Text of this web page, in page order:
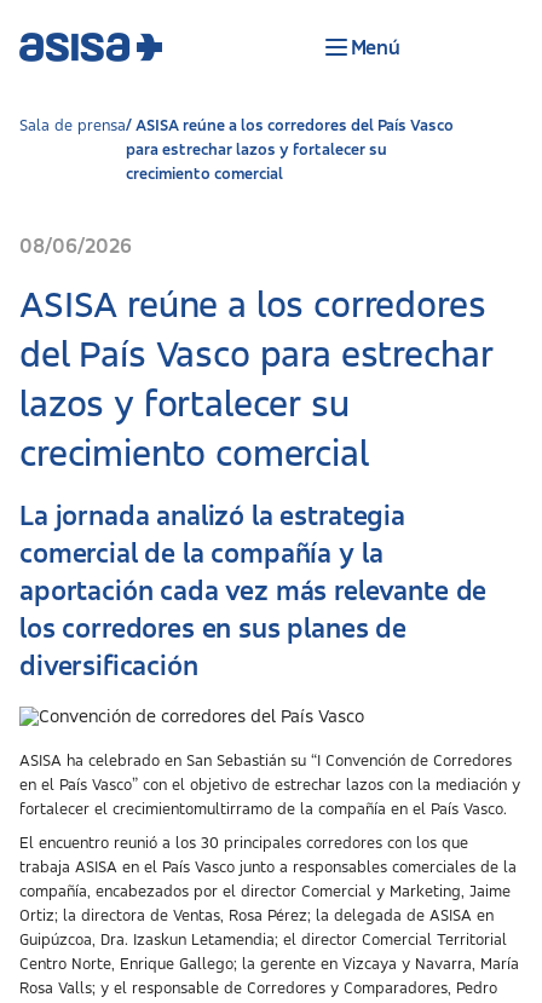
Menú
Sala de prensa
ASISA reúne a los corredores del País Vasco
para estrechar lazos y fortalecer su
crecimiento comercial
08/06/2026
ASISA reúne a los corredores
del País Vasco para estrechar
lazos y fortalecer su
crecimiento comercial
La jornada analizó la estrategia
comercial de la compañía y la
aportación cada vez más relevante de
los corredores en sus planes de
diversificación
ASISA ha celebrado en San Sebastián su “I Convención de Corredores
en el País Vasco” con el objetivo de estrechar lazos con la mediación y
fortalecer el crecimientomultirramo de la compañía en el País Vasco.
El encuentro reunió a los 30 principales corredores con los que
trabaja ASISA en el País Vasco junto a responsables comerciales de la
compañía, encabezados por el director Comercial y Marketing, Jaime
Ortiz; la directora de Ventas, Rosa Pérez; la delegada de ASISA en
Guipúzcoa, Dra. Izaskun Letamendia; el director Comercial Territorial
Centro Norte, Enrique Gallego; la gerente en Vizcaya y Navarra, María
Rosa Valls; y el responsable de Corredores y Comparadores, Pedro